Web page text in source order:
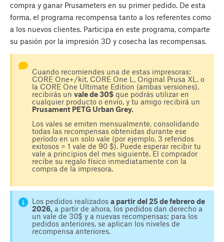
compra y ganar Prusameters en su primer pedido. De esta
forma, el programa recompensa tanto a los referentes como
a los nuevos clientes. Participa en este programa, comparte
su pasión por la impresión 3D y cosecha las recompensas.
Cuando recomiendes una de estas impresoras:
CORE One+/kit, CORE One L, Original Prusa XL, o
la CORE One Ultimate Edition (ambas versiones),
recibirás un vale de 30$que podrás utilizar en
cualquier producto o envío, y tu amigo recibirá un
Prusament PETG Urban Grey.
Los vales se emiten mensualmente, consolidando
todas las recompensas obtenidas durante ese
período en un solo vale (por ejemplo, 3 referidos
exitosos = 1 vale de 90 $). Puede esperar recibir tu
vale a principios del mes siguiente. El comprador
recibe su regalo físico inmediatamente con la
compra de la impresora.
Los pedidos realizados a partir del 25 de febrero de
2026,a partir de ahora, los pedidos dan derecho a
un vale de 30$ y a nuevas recompensas; para los
pedidos anteriores, se aplican los niveles de
recompensa anteriores.